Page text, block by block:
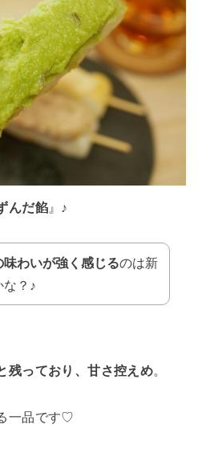
んだ餡 』♪
味わいが強く感じるのは新
な？♪
残っており、甘さ控えめ。
一品です♡